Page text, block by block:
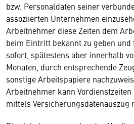
bzw. Personaldaten seiner
assoziierten Unternehmen
Arbeitnehmer diese Zeiten dem
beim Eintritt bekannt zu geben
sofort, spätestens aber innerhalb
Monaten, durch entsprechende
sonstige Arbeitspapiere
Arbeitnehmer kann Vordienstzeiten
mittels Versicherungsdatenauszug